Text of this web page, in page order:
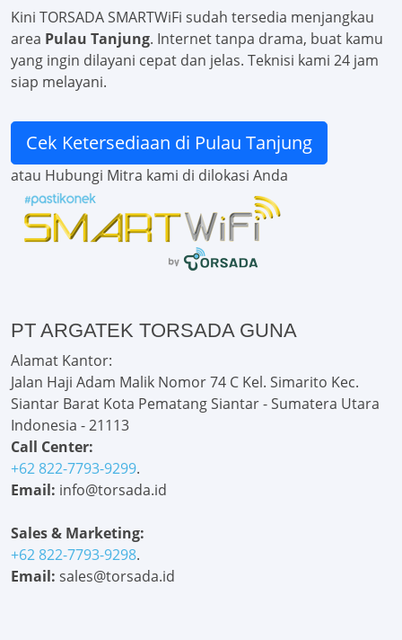
Kini TORSADA SMARTWiFi sudah tersedia menjangkau
area Pulau Tanjung. Internet tanpa drama, buat kamu
yang ingin dilayani cepat dan jelas. Teknisi kami 24 jam
siap melayani.
Cek Ketersediaan di Pulau Tanjung
atau Hubungi Mitra kami di dilokasi Anda
PT ARGATEK TORSADA GUNA
Alamat Kantor:
Jalan Haji Adam Malik Nomor 74 C Kel. Simarito Kec.
Siantar Barat Kota Pematang Siantar - Sumatera Utara
Indonesia - 21113
Call Center:
+62 822-7793-9299.
Email: info@torsada.id
Sales & Marketing:
+62 822-7793-9298.
Email: sales@torsada.id